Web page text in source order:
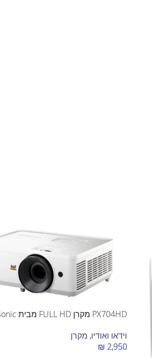
PX704HD מקרן FULL HD מבית ViewSonic
וידאו ואודיו, מקרן
₪ 2,950